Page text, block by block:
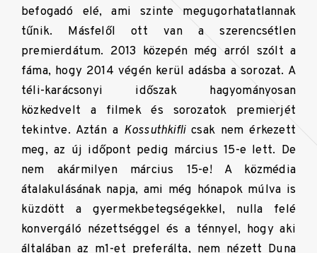
befogadó elé, ami szinte megugorhatatlannak
tűnik. Másfelől ott van a szerencsétlen
premierdátum. 2013 közepén még arról szólt a
fáma, hogy 2014 végén kerül adásba a sorozat. A
téli-karácsonyi időszak hagyományosan
közkedvelt a filmek és sorozatok premierjét
tekintve. Aztán a Kossuthkiflicsak nem érkezett
meg, az új időpont pedig március 15-e lett. De
nem akármilyen március 15-e! A közmédia
átalakulásának napja, ami még hónapok múlva is
küzdött a gyermekbetegségekkel, nulla felé
konvergáló nézettséggel és a ténnyel, hogy aki
általában az m1-et preferálta, nem nézett Duna